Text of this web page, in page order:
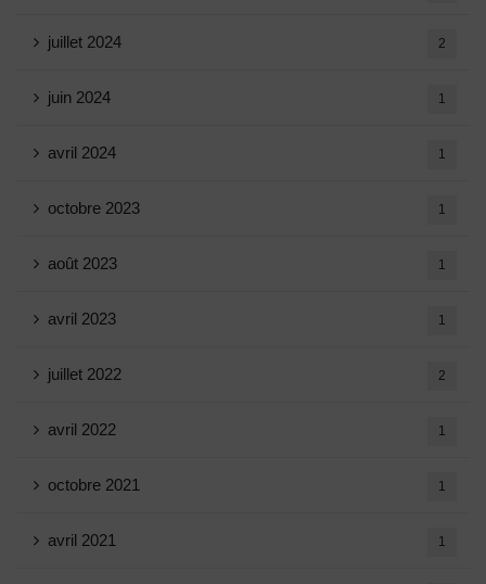
juillet 2024 2
juin 2024 1
avril 2024 1
octobre 2023 1
août 2023 1
avril 2023 1
juillet 2022 2
avril 2022 1
octobre 2021 1
avril 2021 1